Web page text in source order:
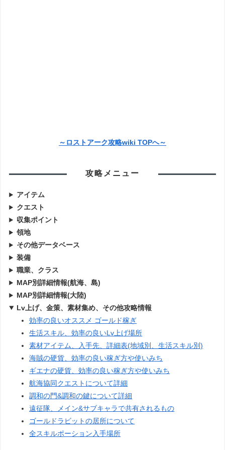
～ロストアーク攻略wiki TOPへ～
攻略メニュー
アイテム
クエスト
収集ポイント
領地
その他データベース
装備
職業、クラス
MAP別詳細情報(航海、島)
MAP別詳細情報(大陸)
Lv上げ、金策、素材集め、その他攻略情報
効率の良いオススメ ゴールド稼ぎ
生活スキル、効率の良いLv上げ場所
素材アイテム、入手先、詳細表(地域別、生活スキル別)
海賊の硬貨、効率の良い稼ぎ方や使いみち
ギエナの硬貨、効率の良い稼ぎ方や使いみち
航海協同クエストについて詳細
調和の門&調和の鍵について詳細
遠征隊、メイン&サブキャラで共有されるもの
ゴールドラビットの居所について
全スキルポーション入手場所